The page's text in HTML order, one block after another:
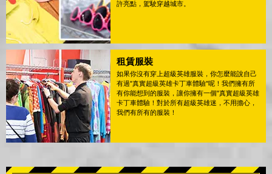
許亮點，駕駛穿越城市。
租賃服裝
如果你沒有穿上超級英雄服裝，你怎麼能說自己
有過"真實超級英雄卡丁車體驗"呢！我們擁有所
有你能想到的服裝，讓你擁有一個"真實超級英雄
卡丁車體驗！對於所有超級英雄迷，不用擔心，
我們有所有的服裝！